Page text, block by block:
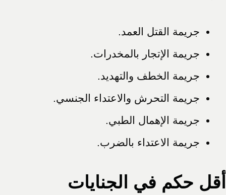
جريمة القتل العمد.
جريمة الإتجار بالمخدرات.
جريمة الخطف والتهديد.
جريمة التحرش والاعتداء الجنسي.
جريمة الإهمال الطبي.
جريمة الاعتداء بالضرب.
أقل حكم في الجنايات